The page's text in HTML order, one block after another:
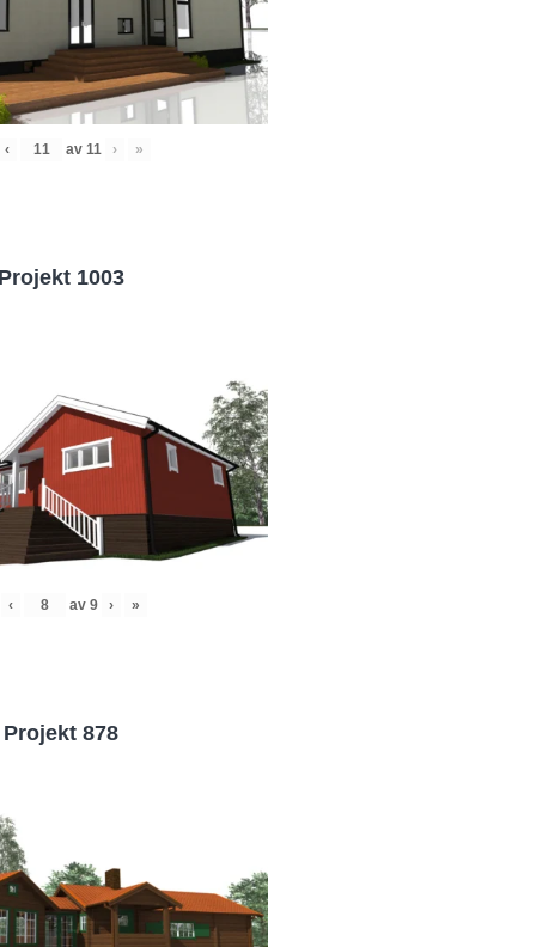
‹ av 11 › »
1003
‹ av 9 › »
Projekt 878